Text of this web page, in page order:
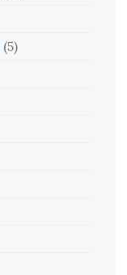
(5)